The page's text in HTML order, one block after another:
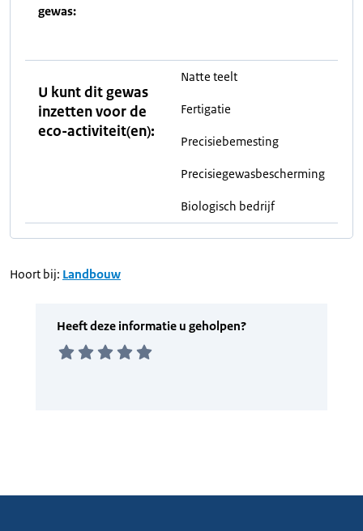
gewas:
U kunt dit gewas
inzetten voor de
eco-activiteit(en):
Natte teelt
Fertigatie
Precisiebemesting
Precisiegewasbescherming
Biologisch bedrijf
Hoort bij: Landbouw